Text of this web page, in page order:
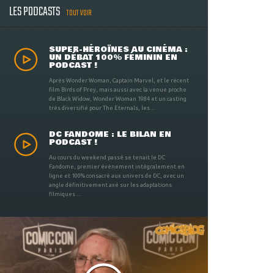
LES PODCASTS TOUT VOIR
SUPER-HÉROÏNES AU CINÉMA :
UN DÉBAT 100% FÉMININ EN
PODCAST !
Après Wonder Woman, Captain Marvel, et le récent
film Birds of Prey, mais aussi avec la venue proche
de Black Widow, Wonder Woman 1984 et un casting
très diversifié pour The Eternals, les ...
DC FANDOME : LE BILAN EN
PODCAST !
Au cours du weekend passé se tenait le DC
Fandome, premier évènement intégralement en
ligne et 100% consacré aux univers de DC, avec un
angle définitivement axé sur les adaptations
filmiques ...